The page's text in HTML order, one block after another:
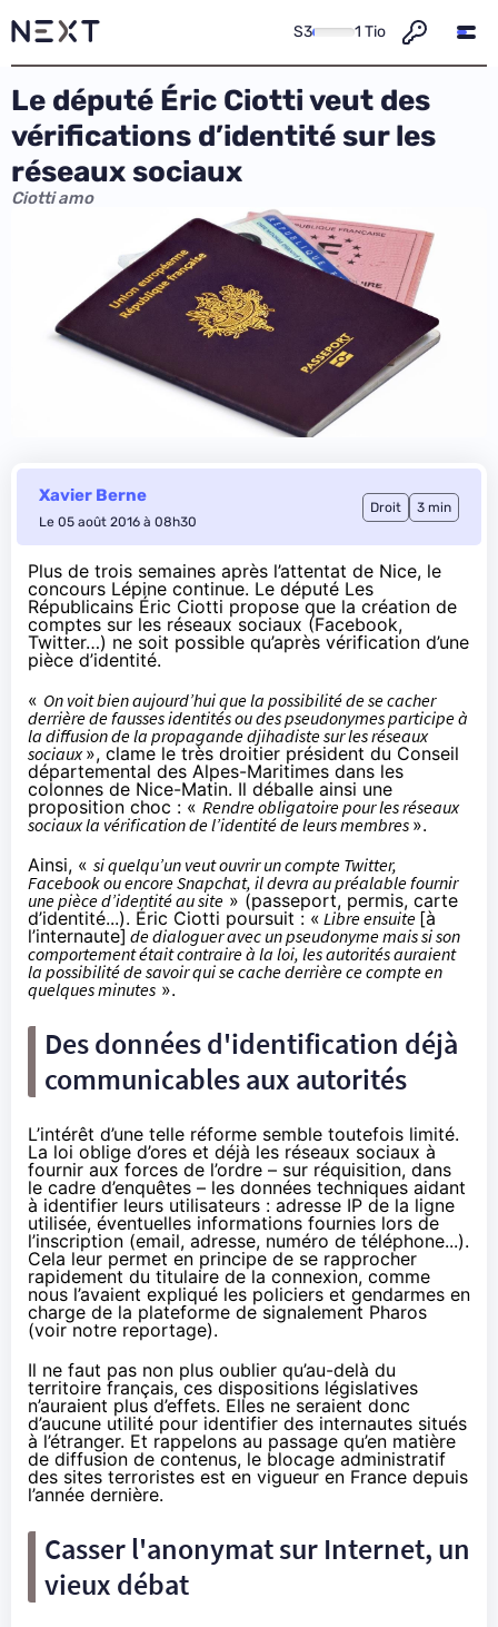
S3 1 Tio
Le député Éric Ciotti veut des
vérifications d’identité sur les
réseaux sociaux
Ciotti amo
Xavier Berne
Le 05 août 2016 à 08h30
Droit 3 min
Plus de trois semaines après l’attentat de Nice, le
concours Lépine continue. Le député Les
Républicains Éric Ciotti propose que la création de
comptes sur les réseaux sociaux (Facebook,
Twitter…) ne soit possible qu’après vérification d’une
pièce d’identité.
« On voit bien aujourd’hui que la possibilité de se cacher
derrière de fausses identités ou des pseudonymes participe à
la diffusion de la propagande djihadiste surles réseaux
sociaux », clame le très droitier président du Conseil
départemental des Alpes-Maritimes dans les
colonnes de Nice-Matin. Il déballe ainsi une
proposition choc : « Rendre obligatoire pourles réseaux
sociauxla vérification de l’identité de leurs membres ».
Ainsi, « si quelqu’un veut ouvrir un compte Twitter,
Facebook ou encoreSnapchat, il devra au préalable fournir
une pièce d’identité au site » (passeport, permis, carte
d’identité...). Éric Ciotti poursuit : « Libre ensuite [à
l’internaute] de dialoguer avec un pseudonyme mais si son
comportement était contraire à la loi, les autorités auraient
la possibilité de savoir qui se cache derrière ce compte en
quelques minutes ».
Des données d'identification déjà
communicables aux autorités
L’intérêt d’une telle réforme semble toutefois limité.
La loi oblige d’ores et déjà les réseaux sociaux à
fournir aux forces de l’ordre – sur réquisition, dans
le cadre d’enquêtes – les données techniques aidant
à identifier leurs utilisateurs : adresse IP de la ligne
utilisée, éventuelles informations fournies lors de
l’inscription (email, adresse, numéro de téléphone...).
Cela leur permet en principe de se rapprocher
rapidement du titulaire de la connexion, comme
nous l’avaient expliqué les policiers et gendarmes en
charge de la plateforme de signalement Pharos
(voir notre reportage).
Il ne faut pas non plus oublier qu’au-delà du
territoire français, ces dispositions législatives
n’auraient plus d’effets. Elles ne seraient donc
d’aucune utilité pour identifier des internautes situés
à l’étranger. Et rappelons au passage qu’en matière
de diffusion de contenus, le blocage administratif
des sites terroristes est en vigueur en France depuis
l’année dernière.
Casser l'anonymat sur Internet, un
vieux débat